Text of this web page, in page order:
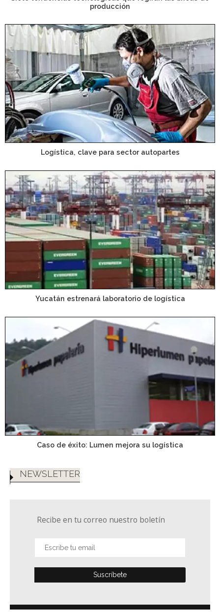
producción
Logística, clave para sector autopartes
Yucatán estrenará laboratorio de logística
Caso de éxito: Lumen mejora su logística
NEWSLETTER
Recibe en tu correo nuestro boletín